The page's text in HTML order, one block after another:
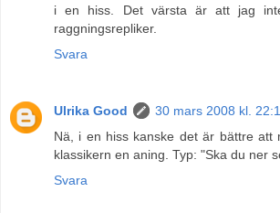
i en hiss. Det värsta är att jag
raggningsrepliker.
Svara
Ulrika Good
30 mars 2008 kl.
Nä, i en hiss kanske det är bättre att
klassikern en aning. Typ: "Ska du ner
Svara